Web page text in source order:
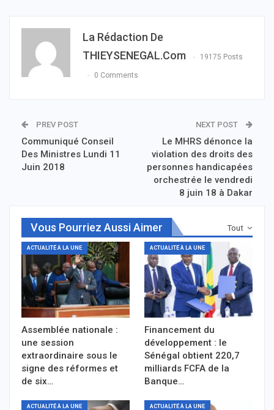
La Rédaction De
THIEYSENEGAL.com
19175 Posts
0 Comments
PREV POST
Communiqué Conseil
Des Ministres Lundi 11
Juin 2018
NEXT POST
Le MHRS dénonce la
violation des droits des
personnes handicapées
orchestrée le vendredi
8 juin 18 à Dakar
Tout
Vous Pourriez Aussi Aimer
ACTUALITÉ À LA UNE
Assemblée nationale :
une session
extraordinaire sous le
signe des réformes et
de six…
ACTUALITÉ À LA UNE
Financement du
développement : le
Sénégal obtient 220,7
milliards FCFA de la
Banque…
ACTUALITÉ À LA UNE ACTUALITÉ À LA UNE